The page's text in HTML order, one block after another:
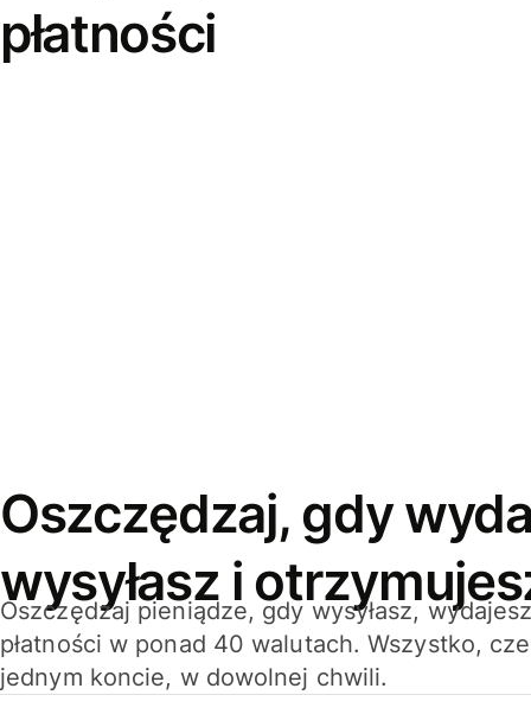
płatności
Oszczędzaj, gdy
wysyłasz i
Oszczędzaj pieniądze, gdy wysyłasz,
płatności w ponad 40 walutach. Wszystko,
jednym koncie, w dowolnej chwili.